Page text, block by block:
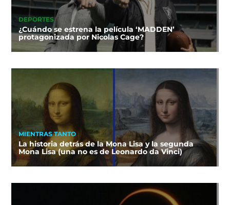
DEPORTES
¿Cuándo se estrena la película ‘MADDEN’
protagonizada por Nicolas Cage?
MIENTRAS TANTO
La historia detrás de la Mona Lisa y la segunda
Mona Lisa (una no es de Leonardo da Vinci)